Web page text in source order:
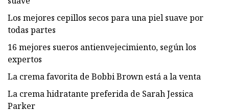
Los mejores cepillos secos para una piel suave por
todas partes
16 mejores sueros antienvejecimiento, según los
expertos
La crema favorita de Bobbi Brown está a la venta
La crema hidratante preferida de Sarah Jessica
Parker